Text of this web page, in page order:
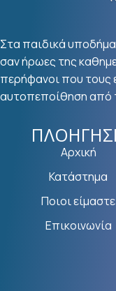
Στα παιδικά
σαν ήρωες της
περήφανοι που τους
αυτοπεποίθηση από
Αρχική
Κατάστημα
Ποιοι είμαστε
Επικοινωνία